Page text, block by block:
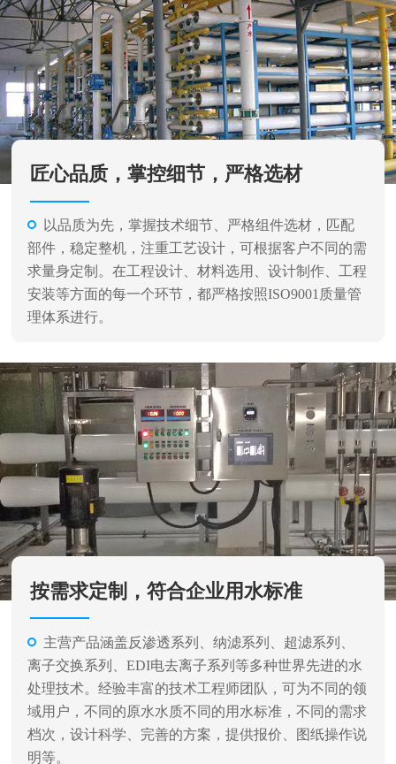
匠心品质，掌控细节，严格选材
以品质为先，掌握技术细节、严格组件选材，匹配
部件，稳定整机，注重工艺设计，可根据客户不同的需
求量身定制。在工程设计、材料选用、设计制作、工程
安装等方面的每一个环节，都严格按照ISO9001质量管
理体系进行。
按需求定制，符合企业用水标准
主营产品涵盖反渗透系列、纳滤系列、超滤系列、
离子交换系列、EDI电去离子系列等多种世界先进的水
处理技术。经验丰富的技术工程师团队，可为不同的领
域用户，不同的原水水质不同的用水标准，不同的需求
档次，设计科学、完善的方案，提供报价、图纸操作说
明等。